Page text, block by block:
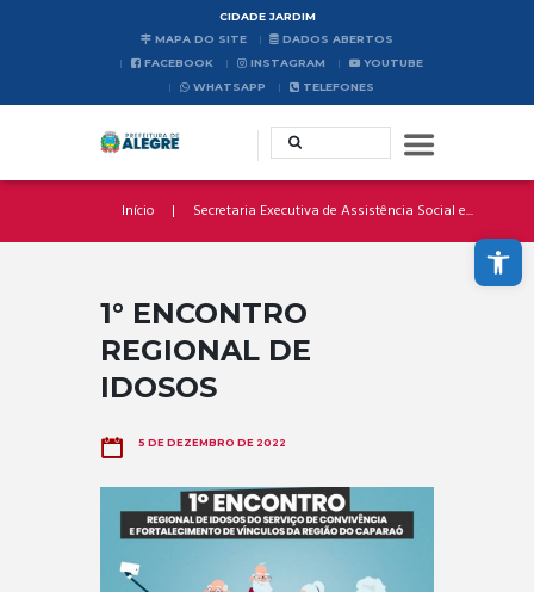
Abrir a barra de ferramentas
CIDADE JARDIM
MAPA DO SITE
DADOS ABERTOS
FACEBOOK
INSTAGRAM
YOUTUBE
WHATSAPP
TELEFONES
Início Secretaria Executiva de Assistência Social e...
1° ENCONTRO
REGIONAL DE
IDOSOS
5 DE DEZEMBRO DE 2022